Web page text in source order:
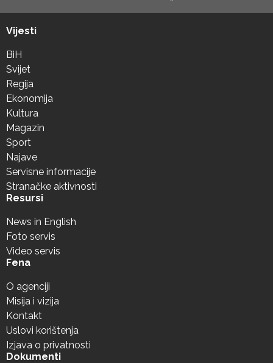
Vijesti
BiH
Svijet
Regija
Ekonomija
Kultura
Magazin
Sport
Najave
Servisne informacije
Stranačke aktivnosti
Resursi
News in English
Foto servis
Video servis
Fena
O agenciji
Misija i vizija
Kontakt
Uslovi korištenja
Izjava o privatnosti
Dokumenti